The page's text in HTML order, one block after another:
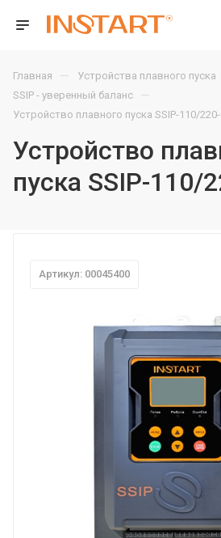
Главная — Устройства плавного пуска
SSIP - уверенный баланс —
Устройство плавного пуска SSIP-110/
Устройство
пуска SSIP-110/
Артикул: 00045400